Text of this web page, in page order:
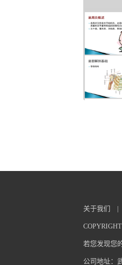
关于我们
若您发现您
公司地址：